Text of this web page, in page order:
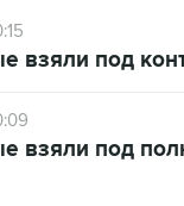
взяли под
взяли под